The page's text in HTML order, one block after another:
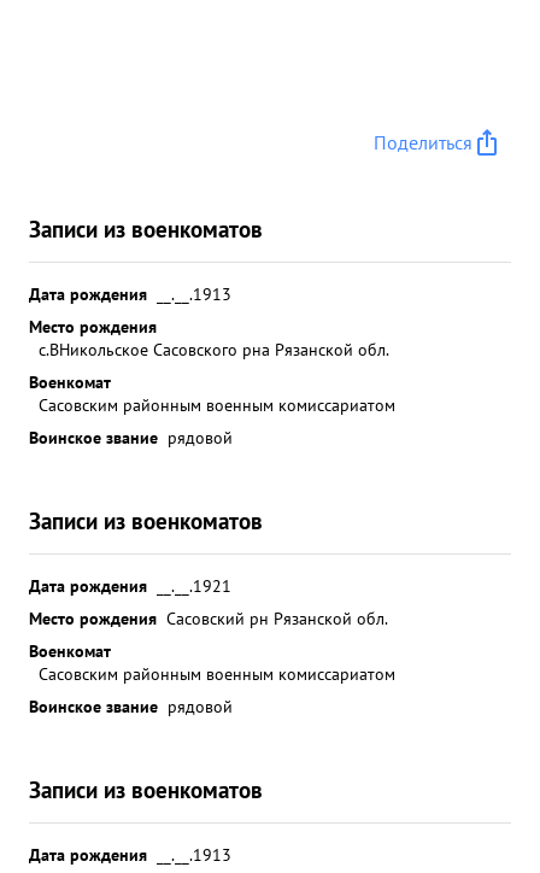
Поделиться
Записи из военкоматов
Дата рождения
__.__.1913
Место рождения
с.ВНикольское Сасовского рна Рязанской обл.
Военкомат
Сасовским районным военным комиссариатом
Воинское звание рядовой
Записи из военкоматов
Дата рождения
__.__.1921
Место рождения Сасовский рн Рязанской обл.
Военкомат
Сасовским районным военным комиссариатом
Воинское звание рядовой
Записи из военкоматов
Дата рождения __.__.1913